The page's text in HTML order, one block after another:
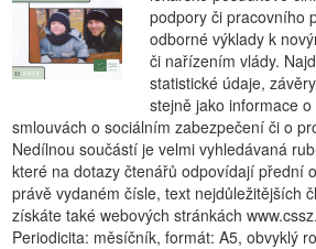
podpory či pracovního
odborné výklady k
či nařízením vlády.
statistické údaje,
stejně jako informace
smlouvách o sociálním zabezpečení či o
Nedílnou součástí je velmi vyhledávaná
které na dotazy čtenářů odpovídají přední
právě vydaném čísle, text nejdůležitějších
získáte také webových stránkách
Periodicita: měsíčník, formát: A5, obvyklý